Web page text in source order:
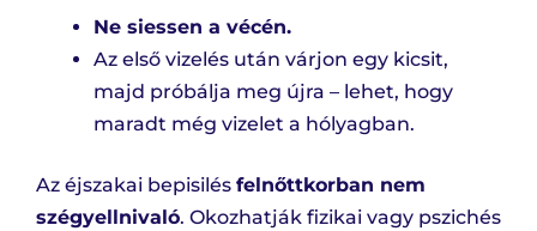
Ne siessen a vécén.
Az első vizelés után várjon egy kicsit,
majd próbálja meg újra – lehet, hogy
maradt még vizelet a hólyagban.
Az éjszakai bepisilés felnőttkorban nem
szégyellnivaló. Okozhatják fizikai vagy pszichés